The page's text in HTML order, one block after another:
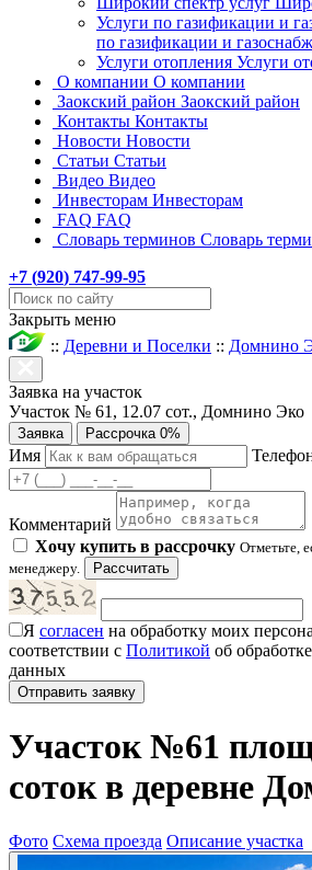
Услуги по газификации и
по газификации и
Услуги отопления Услуги
О компании О компании
Заокский район Заокский район
Контакты Контакты
Новости Новости
Статьи Статьи
Видео Видео
Инвесторам Инвесторам
FAQ FAQ
Словарь терминов Словарь
+7 (920) 747-99-95
Закрыть меню
:: Деревни и Поселки :: Домнино
Заявка на участок
Участок № 61, 12.07 сот., Домнино Эко
Заявка Рассрочка 0%
Имя
Комментарий
Хочу купить в рассрочку Отметьте,
менеджеру.
Рассчитать
Я согласен на обработку моих
соответствии с Политикой об
данных
Участок №61
соток в деревне
Фото Схема проезда Описание участка